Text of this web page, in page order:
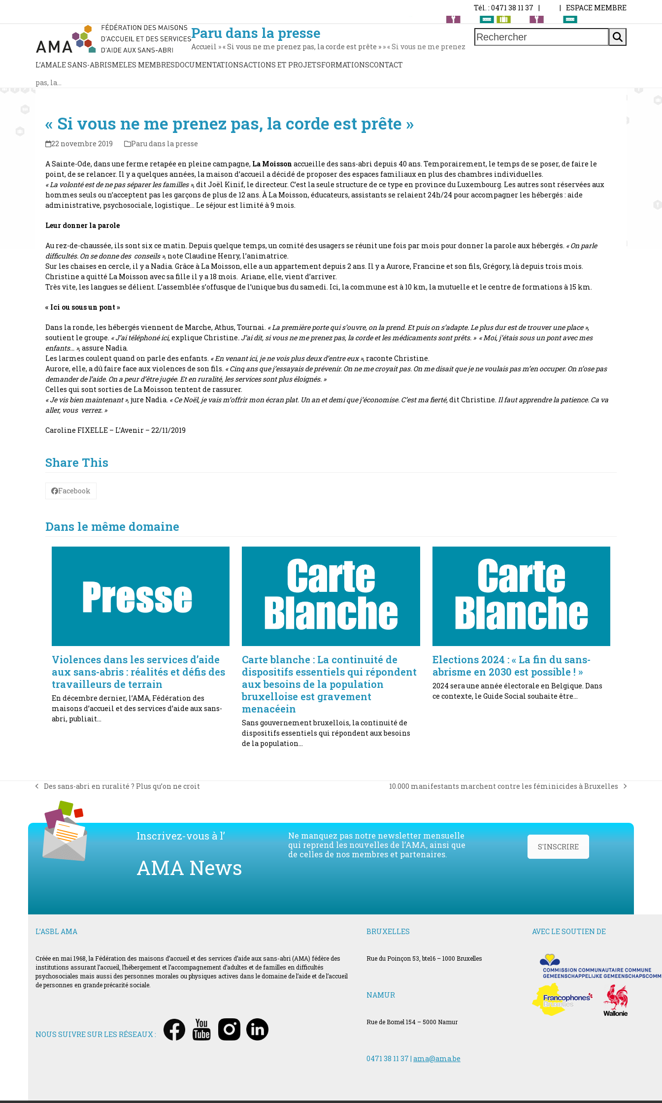
Tél. : 0471 38 11 37 | | ESPACE MEMBRE
Rechercher
L’AMALE SANS-ABRISMELES MEMBRESDOCUMENTATIONSACTIONS ET PROJETSFORMATIONSCONTACT
Paru dans la presse
Accueil »« Si vous ne me prenez pas, la corde est prête »»« Si vous ne me prenez
pas, la…
« Si vous ne me prenez pas, la corde est prête »
22 novembre 2019 Paru dans la presse
A Sainte-Ode, dans une ferme retapée en pleine campagne, La Moisson accueille des sans-abri depuis 40 ans. Temporairement, le temps de se poser, de faire le
point, de se relancer. Il y a quelques années, la maison d’accueil a décidé de proposer des espaces familiaux en plus des chambres individuelles.
« La volonté est de ne pas séparer les familles », dit Joël Kinif, le directeur. C’est la seule structure de ce type en province du Luxembourg. Les autres sont réservées aux
hommes seuls ou n’acceptent pas les garçons de plus de 12 ans. À La Moisson, éducateurs, assistants se relaient 24h/24 pour accompagner les hébergés : aide
administrative, psychosociale, logistique… Le séjour est limité à 9 mois.
Leur donner la parole
Au rez-de-chaussée, ils sont six ce matin. Depuis quelque temps, un comité des usagers se réunit une fois par mois pour donner la parole aux hébergés. « On parle
difficultés. On se donne des conseils », note Claudine Henry, l’animatrice.
Sur les chaises en cercle, il y a Nadia. Grâce à La Moisson, elle a un appartement depuis 2 ans. Il y a Aurore, Francine et son fils, Grégory, là depuis trois mois.
Christine a quitté La Moisson avec sa fille il y a 18 mois. Ariane, elle, vient d’arriver.
Très vite, les langues se délient. L’assemblée s’offusque de l’unique bus du samedi. Ici, la commune est à 10 km, la mutuelle et le centre de formations à 15 km.
« Ici ou sous un pont »
Dans la ronde, les hébergés viennent de Marche, Athus, Tournai. « La première porte qui s’ouvre, on la prend. Et puis on s’adapte. Le plus dur est de trouver une place »,
soutient le groupe. « J’ai téléphoné ici,explique Christine. J’ai dit, si vous ne me prenez pas, la corde et les médicaments sont prêts. » « Moi, j’étais sous un pont avec mes
enfants… », assure Nadia.
Les larmes coulent quand on parle des enfants. « En venant ici, je ne vois plus deux d’entre eux », raconte Christine.
Aurore, elle, a dû faire face aux violences de son fils. « Cinq ans que j’essayais de prévenir. On ne me croyait pas. On me disait que je ne voulais pas m’en occuper. On n’ose pas
demander de l’aide. On a peur d’être jugée. Et en ruralité, les services sont plus éloignés. »
Celles qui sont sorties de La Moisson tentent de rassurer.
« Je vis bien maintenant »,jure Nadia. « Ce Noël, je vais m’offrir mon écran plat. Un an et demi que j’économise. C’est ma fierté,dit Christine. Il faut apprendre la patience. Ca va
aller, vous verrez. »
Caroline FIXELLE – L’Avenir – 22/11/2019
Share This
Facebook
Dans le même domaine
Violences dans les services d’aide
aux sans-abris : réalités et défis des
travailleurs de terrain
En décembre dernier, l’AMA, Fédération des
maisons d’accueil et des services d’aide aux sans-
abri, publiait…
Carte blanche : La continuité de
dispositifs essentiels qui répondent
aux besoins de la population
bruxelloise est gravement
menacéein
Sans gouvernement bruxellois, la continuité de
dispositifs essentiels qui répondent aux besoins
de la population…
Elections 2024 : « La fin du sans-
abrisme en 2030 est possible ! »
2024 sera une année électorale en Belgique. Dans
ce contexte, le Guide Social souhaite être…
previous
Des sans-abri en ruralité ? Plus qu’on ne croit
next
10.000 manifestants marchent contre les féminicides à Bruxelles
Inscrivez-vous à l’
AMA News
Ne manquez pas notre newsletter mensuelle
qui reprend les nouvelles de l’AMA, ainsi que
de celles de nos membres et partenaires.
S'INSCRIRE
L’ASBL AMA
Créée en mai 1968, la Fédération des maisons d’accueil et des services d’aide aux sans-abri (AMA) fédère des
institutions assurant l’accueil, l’hébergement et l’accompagnement d’adultes et de familles en difficultés
psychosociales mais aussi des personnes morales ou physiques actives dans le domaine de l’aide et de l’accueil
de personnes en grande précarité sociale.
NOUS SUIVRE SUR LES RÉSEAUX :
BRUXELLES
Rue du Poinçon 53, bte16 – 1000 Bruxelles
NAMUR
Rue de Bomel 154 – 5000 Namur
0471 38 11 37 | ama@ama.be
AVEC LE SOUTIEN DE